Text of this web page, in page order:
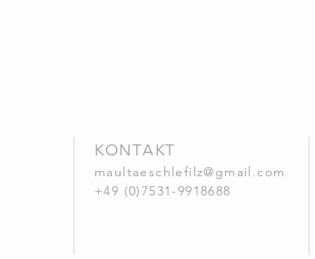
KONTAKT
maultaeschlefilz@gmail.com
+49 (0)7531-9918688